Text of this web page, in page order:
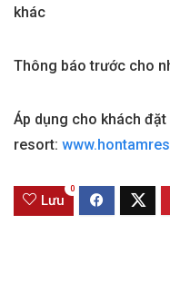
khác
Thông báo trước cho
Áp dụng cho khách
resort:
Lưu
0